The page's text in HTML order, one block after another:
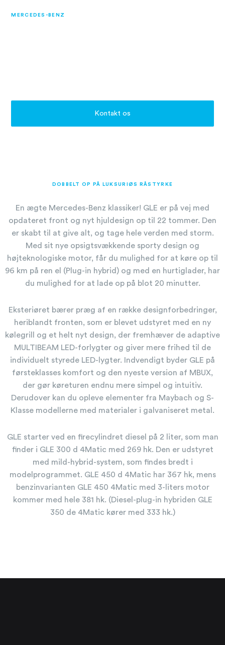
MERCEDES-BENZ
Kontakt os
DOBBELT OP PÅ LUKSURIØS RÅSTYRKE
En ægte Mercedes-Benz klassiker! GLE er på vej med
opdateret front og nyt hjuldesign op til 22 tommer. Den
er skabt til at give alt, og tage hele verden med storm.
Med sit nye opsigtsvækkende sporty design og
højteknologiske motor, får du mulighed for at køre op til
96 km på ren el (Plug-in hybrid) og med en hurtiglader, har
du mulighed for at lade op på blot 20 minutter.
Eksteriøret bærer præg af en række designforbedringer,
heriblandt fronten, som er blevet udstyret med en ny
kølegrill og et helt nyt design, der fremhæver de adaptive
MULTIBEAM LED-forlygter og giver mere frihed til de
individuelt styrede LED-lygter. Indvendigt byder GLE på
førsteklasses komfort og den nyeste version af MBUX,
der gør køreturen endnu mere simpel og intuitiv.
Derudover kan du opleve elementer fra Maybach og S-
Klasse modellerne med materialer i galvaniseret metal.
GLE starter ved en firecylindret diesel på 2 liter, som man
finder i GLE 300 d 4Matic med 269 hk. Den er udstyret
med mild-hybrid-system, som findes bredt i
modelprogrammet. GLE 450 d 4Matic har 367 hk, mens
benzinvarianten GLE 450 4Matic med 3-liters motor
kommer med hele 381 hk. (Diesel-plug-in hybriden GLE
350 de 4Matic kører med 333 hk.)